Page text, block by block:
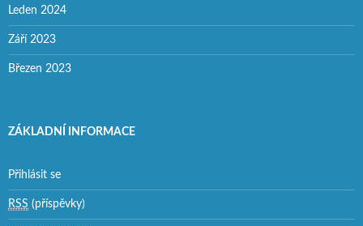
Leden 2024
Září 2023
Březen 2023
ZÁKLADNÍ INFORMACE
Přihlásit se
RSS (příspěvky)